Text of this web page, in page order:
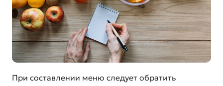
При составлении меню следует обратить